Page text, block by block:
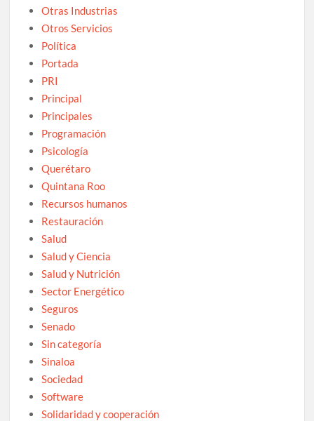
Otras Industrias
Otros Servicios
Política
Portada
PRI
Principal
Principales
Programación
Psicología
Querétaro
Quintana Roo
Recursos humanos
Restauración
Salud
Salud y Ciencia
Salud y Nutrición
Sector Energético
Seguros
Senado
Sin categoría
Sinaloa
Sociedad
Software
Solidaridad y cooperación